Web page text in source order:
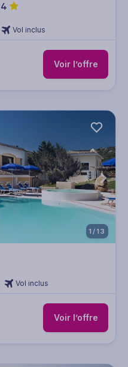
4
Vol inclus
Voir l’offre
1/13
Vol inclus
Voir l’offre